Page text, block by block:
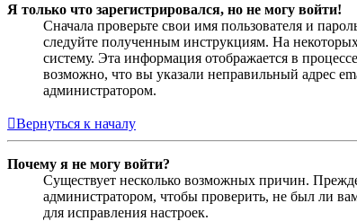
Я только что зарегистрировался, но не могу войти!
Сначала проверьте свои имя пользователя и
следуйте полученным инструкциям. На
систему. Эта информация отображается в
возможно, что вы указали неправильный адрес
администратором.
Вернуться к началу
Почему я не могу войти?
Существует несколько возможных причин.
администратором, чтобы проверить, не был ли
для исправления настроек.